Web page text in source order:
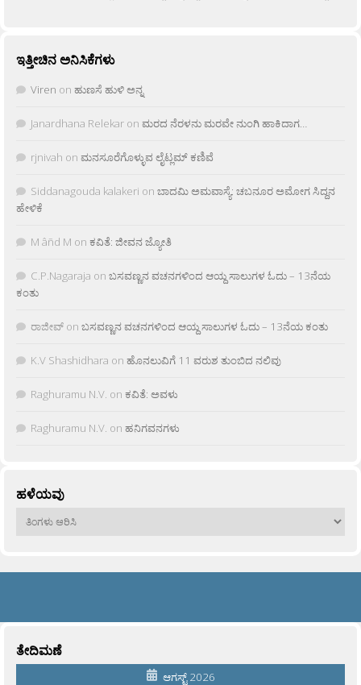
ಇತ್ತೀಚಿನ ಅನಿಸಿಕೆಗಳು
Viren on ಹುಣಸೆ ಹುಳಿ ಅನ್ನ
Janardhana Relekar on ಮರದ ನೆರಳನು ಮರವೇ ನುಂಗಿ ಹಾಕಿದಾಗ…
rjnivah on ಮನಸೂರೆಗೊಳ್ಳುವ ಲೈಟ್ಲಮ್ ಕಣಿವೆ
Siddanagouda kalakeri on ಬಾದಮಿ ಅಮವಾಸ್ಯೆ: ಚಬನೂರ ಅಮೋಗ ಸಿದ್ದನ
ಹೇಳಿಕೆ
M âñd M on ಕವಿತೆ: ಜೀವನ ಜ್ಯೋತಿ
C.P.Nagaraja on ಬಸವಣ್ಣನ ವಚನಗಳಿಂದ ಆಯ್ದ ಸಾಲುಗಳ ಓದು – 13ನೆಯ
ಕಂತು
ರಾಜೀವ್ on ಬಸವಣ್ಣನ ವಚನಗಳಿಂದ ಆಯ್ದ ಸಾಲುಗಳ ಓದು – 13ನೆಯ ಕಂತು
K.V Shashidhara on ಹೊನಲುವಿಗೆ 11 ವರುಶ ತುಂಬಿದ ನಲಿವು
Raghuramu N.V. on ಕವಿತೆ: ಅವಳು
Raghuramu N.V. on ಹನಿಗವನಗಳು
ಹಳೆಯವು
ಹಳೆಯವು
ತೇದಿಮಣೆ
ಆಗಸ್ಟ್ 2026